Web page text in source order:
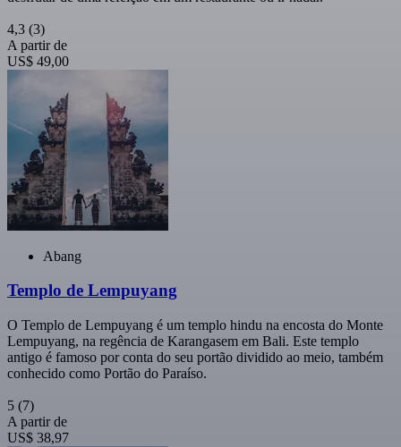
4,3 (3)
A partir de
US$ 49,00
Abang
Templo de Lempuyang
O Templo de Lempuyang é um templo hindu na encosta do Monte
Lempuyang, na regência de Karangasem em Bali. Este templo
antigo é famoso por conta do seu portão dividido ao meio, também
conhecido como Portão do Paraíso.
5 (7)
A partir de
US$ 38,97